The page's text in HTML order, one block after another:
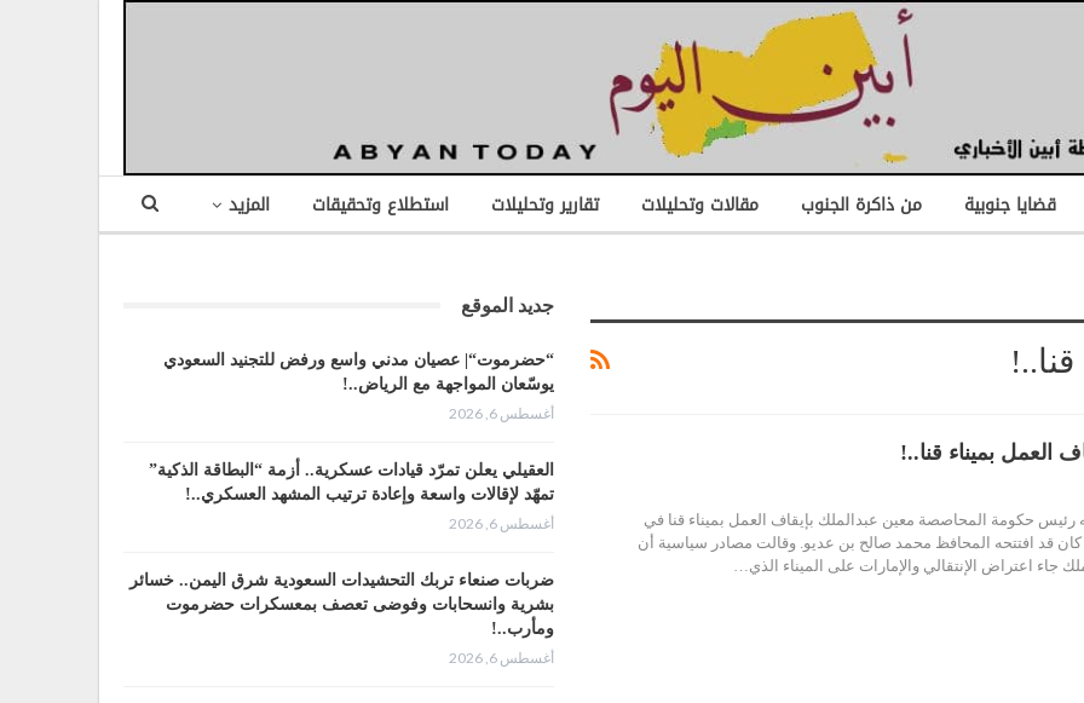
قضايا جنوبية من ذاكرة الجنوب مقالات وتحليلات تقارير وتحليلات استطلاع وتحقيقات المزيد
العمل بميناء قنا..!
رئيس حكومة المحاصصة معين عبدالملك بإيقاف العمل بميناء قنا في
قد افتتحه المحافظ محمد صالح بن عديو. وقالت مصادر سياسية أن
جاء اعتراض الإنتقالي والإمارات على الميناء الذي…
جديد الموقع
“حضرموت“| عصيان مدني واسع ورفض للتجنيد السعودي
يوسّعان المواجهة مع الرياض..!
أغسطس 6, 2026
العقيلي يعلن تمرّد قيادات عسكرية.. أزمة “البطاقة الذكية”
تمهّد لإقالات واسعة وإعادة ترتيب المشهد العسكري..!
أغسطس 6, 2026
ضربات صنعاء تربك التحشيدات السعودية شرق اليمن.. خسائر
بشرية وانسحابات وفوضى تعصف بمعسكرات حضرموت
ومأرب..!
أغسطس 6, 2026